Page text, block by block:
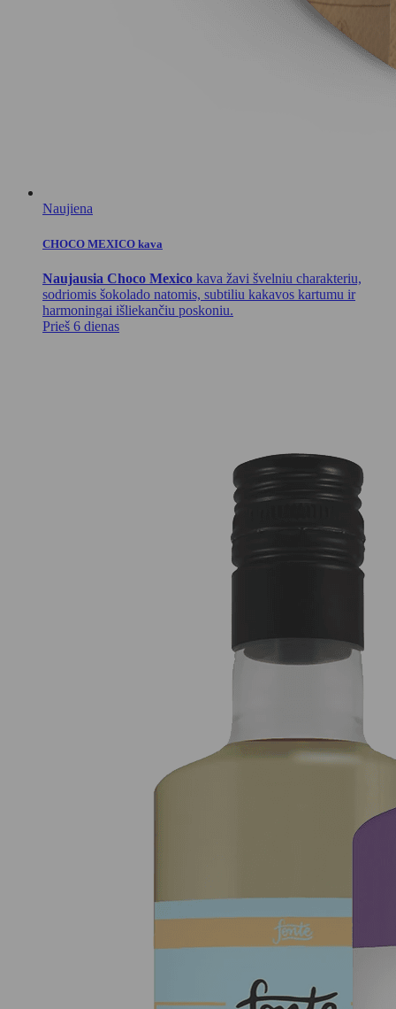
Naujiena
CHOCO MEXICO kava
Naujausia Choco Mexico kava žavi švelniu charakteriu,
sodriomis šokolado natomis, subtiliu kakavos kartumu ir
harmoningai išliekančiu poskoniu.
Prieš 6 dienas